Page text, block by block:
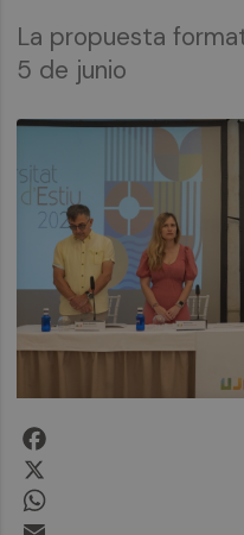
La propuesta
5 de junio